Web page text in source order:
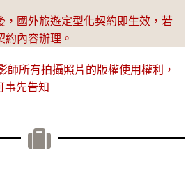
，國外旅遊定型化契約即生效，若
約內容辦理。
所有拍攝照片的版權使用權利，
事先告知